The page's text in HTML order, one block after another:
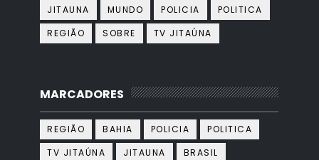
JITAUNA
MUNDO POLICIA
POLITICA
REGIÃO
SOBRE TV JITAÚNA
MARCADORES
REGIÃO BAHIA POLICIA
POLITICA
TV JITAÚNA
JITAUNA
BRASIL